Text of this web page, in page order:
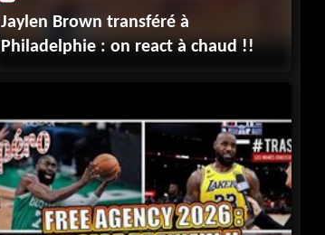
Jaylen Brown transféré à
Philadelphie : on react à chaud !!